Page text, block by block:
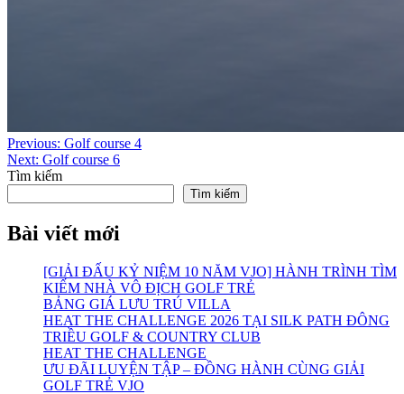
Điều
hướng
viết
Previous: Golf course 4
Next: Golf course 6
Tìm kiếm
Tìm kiếm
Bài viết mới
[GIẢI ĐẤU KỶ NIỆM 10 NĂM VJO] HÀNH TRÌNH TÌM
KIẾM NHÀ VÔ ĐỊCH GOLF TRẺ
BẢNG GIÁ LƯU TRÚ VILLA
HEAT THE CHALLENGE 2026 TẠI SILK PATH ĐÔNG
TRIỀU GOLF & COUNTRY CLUB
HEAT THE CHALLENGE
ƯU ĐÃI LUYỆN TẬP – ĐỒNG HÀNH CÙNG GIẢI
GOLF TRẺ VJO